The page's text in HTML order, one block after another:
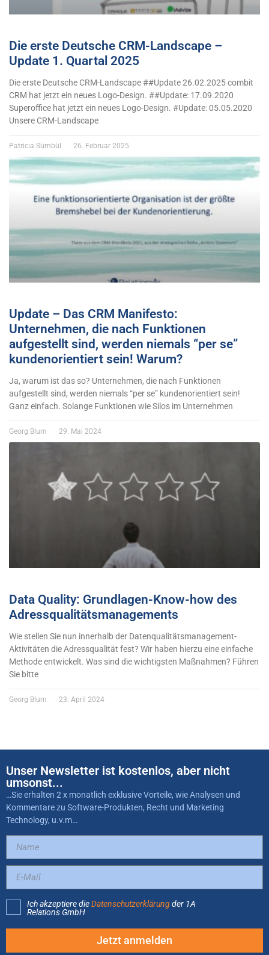
Die erste Deutsche CRM-Landscape –
Update 1. Quartal 2025
Die erste Deutsche CRM-Landscape ##Update 26.02.2025 combit
CRM hat jetzt ein neues Logo-Design. ##Update: 17.09.2020
Superoffice hat jetzt ein neues Logo-Design. #Update: 05.05.2020
Unsere CRM-Landscape
Patricia Sümbül 26. Februar 2025
Update – Das CRM Manifesto:
Unternehmen, die nach Funktionen
aufgestellt sind, werden niemals “per se”
kundenorientiert sein! Warum?
Ja, warum ist das so? Unternehmen, die nach Funktionen
aufgestellt sind, werden niemals “per se” kundenorientiert sein!
Ganz einfach. Solange Funktionen wie Silos im Unternehmen
Georg Blum 29. Mai 2024
Data Quality: Grundlagen-Know-how des
Adressqualitätsmanagements
Wie stellen Sie nun innerhalb der Datenqualitätsmanagement-
Aktivitäten die Adressqualität fest? Wir haben hierzu eine einfache
Methode entwickelt. Was sind die wichtigsten Maßnahmen? Führen
Sie bitte
Georg Blum 23. April 2024
Unser Newsletter ist kostenlos, aber nicht
umsonst...
…Sie erhalten 2 x monatlich exklusive Vorteile, wie Analysen und
Kommentare zu Software-Produkten, Recht und Marketing
Technology, u.v.m…
Ich akzeptiere dieDatenschutzerklärungder 1A
Relations GmbH
Jetzt anmelden